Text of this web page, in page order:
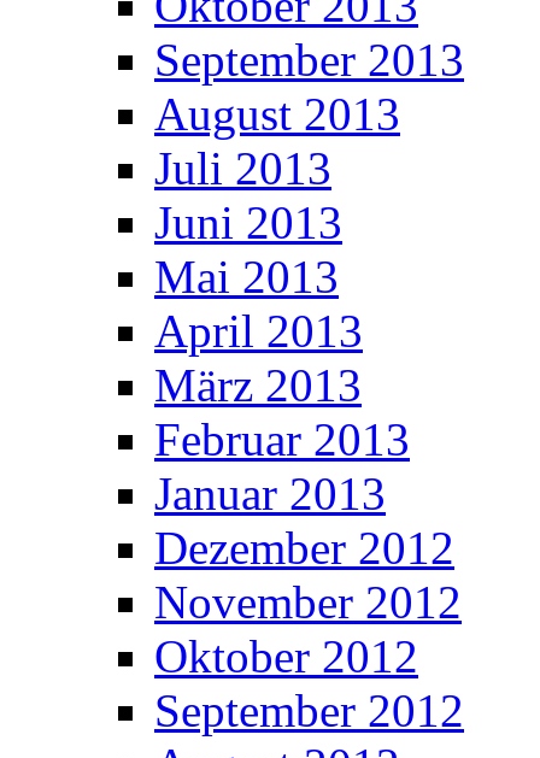
September 2013
August 2013
Juli 2013
Juni 2013
Mai 2013
April 2013
März 2013
Februar 2013
Januar 2013
Dezember 2012
November 2012
Oktober 2012
September 2012